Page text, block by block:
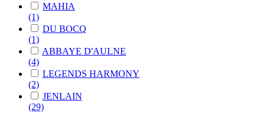
MAHIA
(1)
DU BOCQ
(1)
ABBAYE D'AULNE
(4)
LEGENDS HARMONY
(2)
JENLAIN
(29)